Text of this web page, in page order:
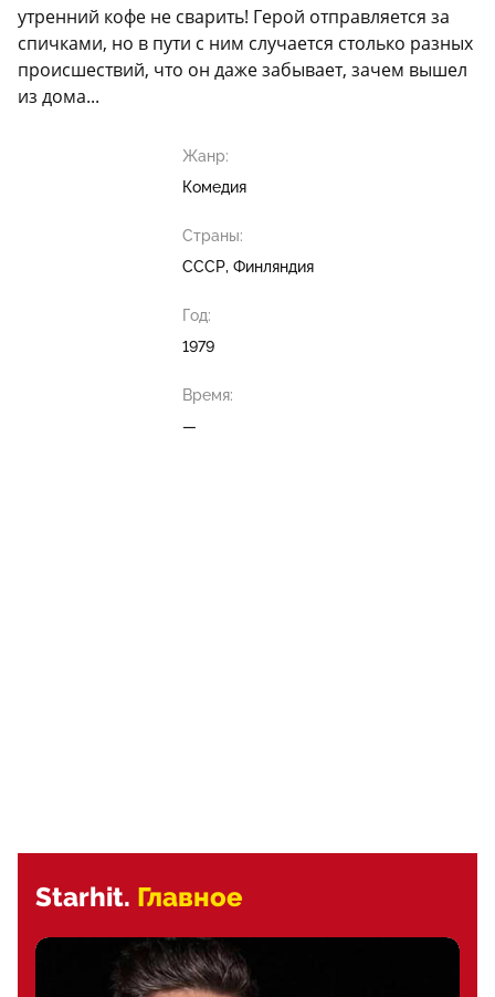
утренний кофе не сварить! Герой отправляется за
спичками, но в пути с ним случается столько разных
происшествий, что он даже забывает, зачем вышел
из дома...
Жанр:
Комедия
Страны:
СССР, Финляндия
Год:
1979
Время:
—
Starhit. Главное